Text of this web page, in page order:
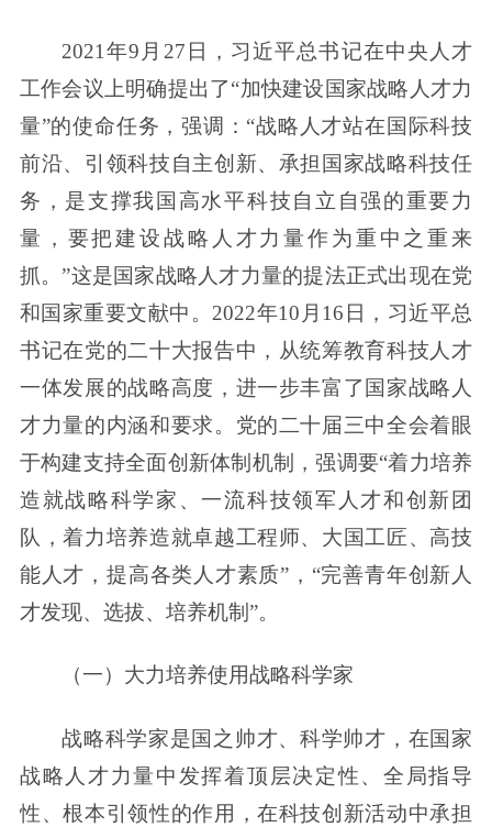
2021年9月27日，习近平总书记在中央人才
工作会议上明确提出了“加快建设国家战略人才力
量”的使命任务，强调：“战略人才站在国际科技
前沿、引领科技自主创新、承担国家战略科技任
务，是支撑我国高水平科技自立自强的重要力
量，要把建设战略人才力量作为重中之重来
抓。”这是国家战略人才力量的提法正式出现在党
和国家重要文献中。2022年10月16日，习近平总
书记在党的二十大报告中，从统筹教育科技人才
一体发展的战略高度，进一步丰富了国家战略人
才力量的内涵和要求。党的二十届三中全会着眼
于构建支持全面创新体制机制，强调要“着力培养
造就战略科学家、一流科技领军人才和创新团
队，着力培养造就卓越工程师、大国工匠、高技
能人才，提高各类人才素质”，“完善青年创新人
才发现、选拔、培养机制”。
（一）大力培养使用战略科学家
战略科学家是国之帅才、科学帅才，在国家
战略人才力量中发挥着顶层决定性、全局指导
性、根本引领性的作用，在科技创新活动中承担